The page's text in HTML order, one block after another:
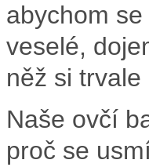
abychom
veselé,
něž si
Naše ovčí
proč se